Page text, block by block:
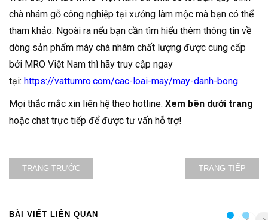
chà nhám gỗ công nghiệp tại xưởng làm mộc mà bạn có thể
tham khảo. Ngoài ra nếu bạn cần tìm hiểu thêm thông tin về
dòng sản phẩm máy chà nhám chất lượng được cung cấp
bởi MRO Việt Nam thì hãy truy cập ngay
tại: https://vattumro.com/cac-loai-may/may-danh-bong
Mọi thắc mắc xin liên hệ theo hotline: Xem bên dưới trang
hoặc chat trực tiếp để được tư vấn hỗ trợ!
TRANG TRƯỚC TRANG TIẾP
BÀI VIẾT LIÊN QUAN